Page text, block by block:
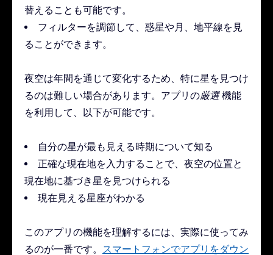
替えることも可能です。
フィルターを調節して、惑星や月、地平線を見
ることができます。
夜空は年間を通じて変化するため、特に星を見つけ
るのは難しい場合があります。アプリの厳選機能
を利用して、以下が可能です。
自分の星が最も見える時期について知る
正確な現在地を入力することで、夜空の位置と
現在地に基づき星を見つけられる
現在見える星座がわかる
このアプリの機能を理解するには、実際に使ってみ
るのが一番です。
スマートフォンでアプリをダウン